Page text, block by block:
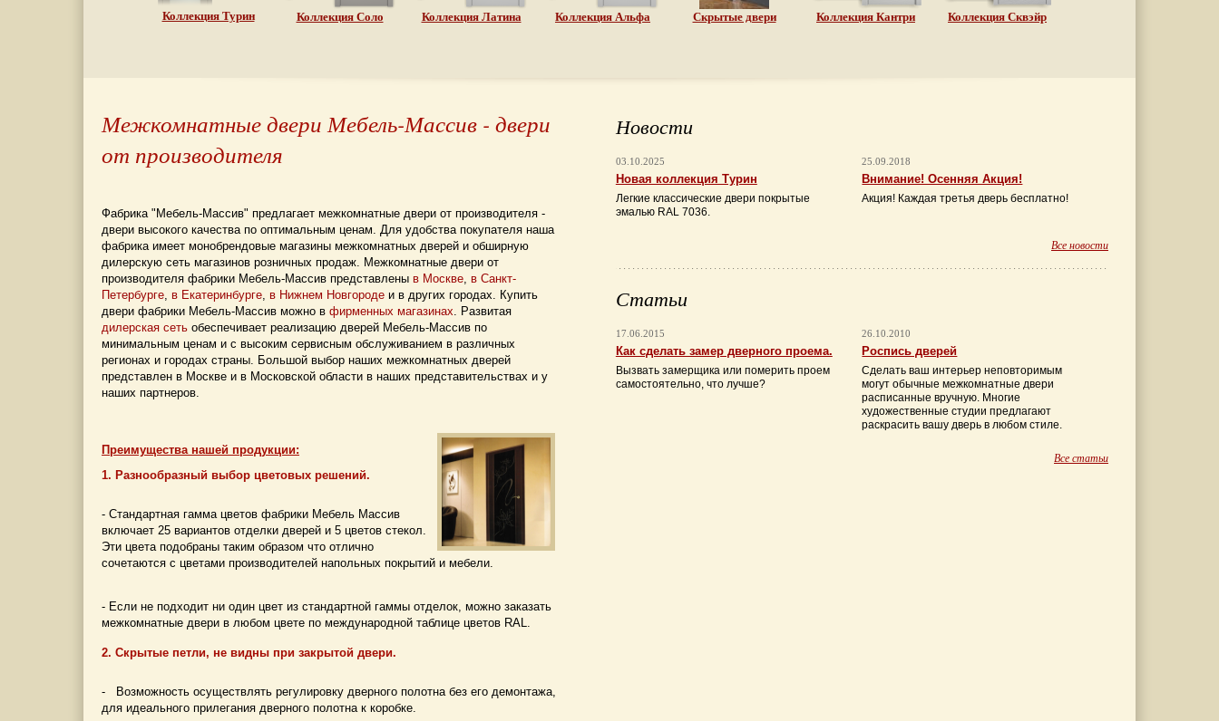
Коллекция Турин Коллекция Соло Коллекция Латина Коллекция Альфа Скрытые двери Коллекция Кантри Коллекция Сквэйр
Межкомнатные двери Мебель-Массив - двери
от производителя
Фабрика "Мебель-Массив" предлагает межкомнатные двери от производителя -
двери высокого качества по оптимальным ценам. Для удобства покупателя наша
фабрика имеет монобрендовые магазины межкомнатных дверей и обширную
дилерскую сеть магазинов розничных продаж. Межкомнатные двери от
производителя фабрики Мебель-Массив представлены в Москве, в Санкт-
Петербурге, в Екатеринбурге, в Нижнем Новгороде и в других городах. Купить
двери фабрики Мебель-Массив можно в фирменных магазинах. Развитая
дилерская сеть обеспечивает реализацию дверей Мебель-Массив по
минимальным ценам и с высоким сервисным обслуживанием в различных
регионах и городах страны. Большой выбор наших межкомнатных дверей
представлен в Москве и в Московской области в наших представительствах и у
наших партнеров.
Преимущества нашей продукции:
1. Разнообразный выбор цветовых решений.
- Стандартная гамма цветов фабрики Мебель Массив
включает 25 вариантов отделки дверей и 5 цветов стекол.
Эти цвета подобраны таким образом что отлично
сочетаются с цветами производителей напольных покрытий и мебели.
- Если не подходит ни один цвет из стандартной гаммы отделок, можно заказать
межкомнатные двери в любом цвете по международной таблице цветов RAL.
2. Скрытые петли, не видны при закрытой двери.
- Возможность осуществлять регулировку дверного полотна без его демонтажа,
для идеального прилегания дверного полотна к коробке.
Новости
03.10.2025
Новая коллекция Турин
Легкие классические двери покрытые
эмалью RAL 7036.
25.09.2018
Внимание! Осенняя Акция!
Акция! Каждая третья дверь бесплатно!
Все новости
Статьи
17.06.2015
Как сделать замер дверного проема.
Вызвать замерщика или померить проем
самостоятельно, что лучше?
26.10.2010
Роспись дверей
Сделать ваш интерьер неповторимым
могут обычные межкомнатные двери
расписанные вручную. Многие
художественные студии предлагают
раскрасить вашу дверь в любом стиле.
Все статьи